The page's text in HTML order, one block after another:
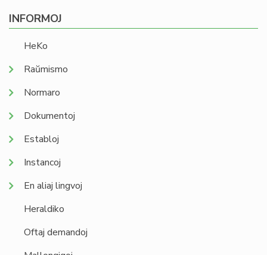
INFORMOJ
HeKo
Raŭmismo
Normaro
Dokumentoj
Establoj
Instancoj
En aliaj lingvoj
Heraldiko
Oftaj demandoj